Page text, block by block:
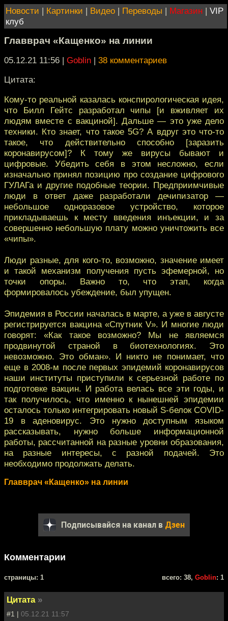
Новости | Картинки | Видео | Переводы | Магазин | VIP
клуб
Главврач «Кащенко» на линии
05.12.21 11:56 | Goblin | 38 комментариев
Цитата:
Кому-то реальной казалась конспирологическая идея,
что Билл Гейтс разработал чипы [и вживляет их
людям вместе с вакциной]. Дальше — это уже дело
техники. Кто знает, что такое 5G? А вдруг это что-то
такое, что действительно способно [заразить
коронавирусом]? К тому же вирусы бывают и
цифровые. Убедить себя в этом несложно, если
изначально принял позицию про создание цифрового
ГУЛАГа и другие подобные теории. Предприимчивые
люди в ответ даже разработали дечипизатор —
небольшое одноразовое устройство, которое
прикладываешь к месту введения инъекции, и за
совершенно небольшую плату можно уничтожить все
«чипы».
Люди разные, для кого-то, возможно, значение имеет
и такой механизм получения пусть эфемерной, но
точки опоры. Важно то, что этап, когда
формировалось убеждение, был упущен.
Эпидемия в России началась в марте, а уже в августе
регистрируется вакцина «Спутник V». И многие люди
говорят: «Как такое возможно? Мы не являемся
продвинутой страной в биотехнологиях. Это
невозможно. Это обман». И никто не понимает, что
еще в 2008-м после первых эпидемий коронавирусов
наши институты приступили к серьезной работе по
подготовке вакцин. И работа велась все эти годы, и
так получилось, что именно к нынешней эпидемии
осталось только интегрировать новый S-белок COVID-
19 в аденовирус. Это нужно доступным языком
рассказывать, нужно больше информационной
работы, рассчитанной на разные уровни образования,
на разные интересы, с разной подачей. Это
необходимо продолжать делать.
Главврач «Кащенко» на линии
Подписывайся на канал в Дзен
Комментарии
cтраницы: 1 всего: 38, Goblin: 1
Цитата »
#1 | 05.12.21 11:57